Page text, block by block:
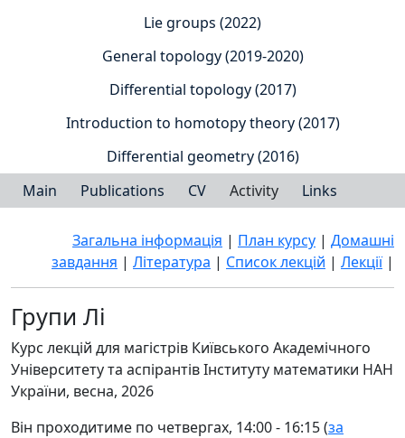
Lie groups (2022)
General topology (2019-2020)
Differential topology (2017)
Introduction to homotopy theory (2017)
Differential geometry (2016)
Main
Publications CV Activity Links
Загальна інформація | План курсу | Домашні
завдання | Література | Список лекцій | Лекції|
Групи Лі
Курс лекцій для магістрів Київського Академічного
Університету та аспірантів Інституту математики НАН
України, весна, 2026
Він проходитиме по четвергах, 14:00 - 16:15 (за